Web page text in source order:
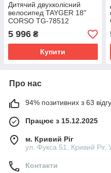
Дитячий двухколісний
велосипед TAYGER 18"
CORSO TG-78512
алюмінієва рама дискові
гальма додаткові колеса
кошик бутилочка
5 996 ₴
Купити
Про нас
94% позитивних з 63
Працює з 15.12.2025
м. Кривий Ріг
ул. Фукса 51, Кривий Ріг,
Контакти